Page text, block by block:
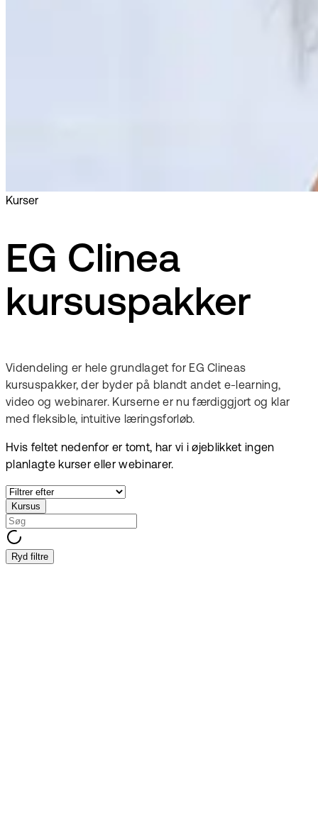
Kurser
EG Clinea
kursuspakker
Videndeling er hele grundlaget for EG Clineas
kursuspakker, der byder på blandt andet e-learning,
video og webinarer. Kurserne er nu færdiggjort og klar
med fleksible, intuitive læringsforløb.
Hvis feltet nedenfor er tomt, har vi i øjeblikket ingen
planlagte kurser eller webinarer.
Kursus
Ryd filtre